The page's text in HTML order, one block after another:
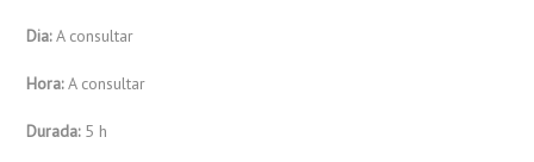
Dia:A consultar
Hora:A consultar
Durada: 5 h